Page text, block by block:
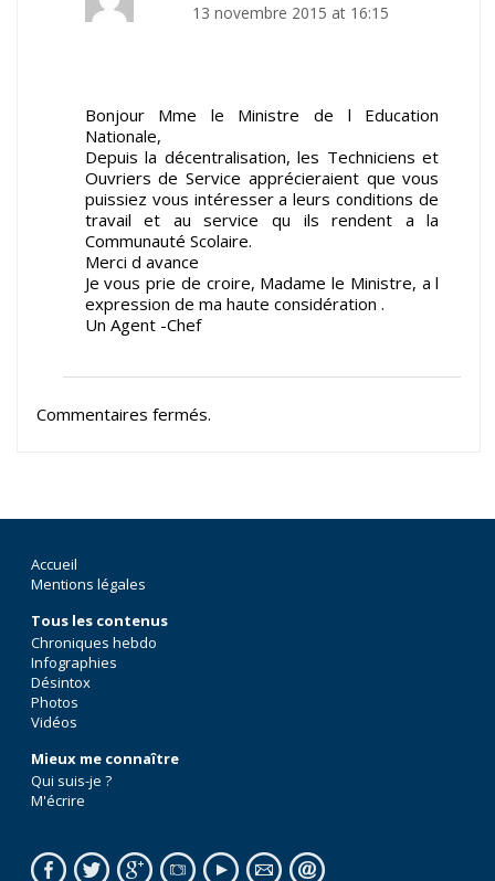
13 novembre 2015 at 16:15
Bonjour Mme le Ministre de l Education
Nationale,
Depuis la décentralisation, les Techniciens et
Ouvriers de Service apprécieraient que vous
puissiez vous intéresser a leurs conditions de
travail et au service qu ils rendent a la
Communauté Scolaire.
Merci d avance
Je vous prie de croire, Madame le Ministre, a l
expression de ma haute considération .
Un Agent -Chef
Commentaires fermés.
Accueil
Mentions légales
Tous les contenus
Chroniques hebdo
Infographies
Désintox
Photos
Vidéos
Mieux me connaître
Qui suis-je ?
M'écrire